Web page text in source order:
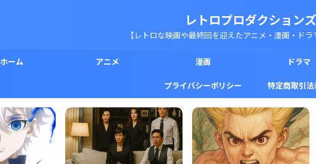
レトロプロダクションズ
【レトロな映画や最終回を迎えたアニメ・漫画・ドラ
ホーム アニメ 漫画 ドラマ
プライバシーポリシー 特定商取引